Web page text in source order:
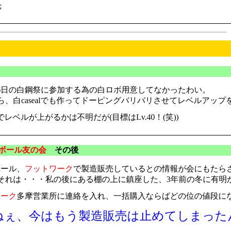
の白鋼祭に参加する為の白ロボ用意してなかったわい。
白casealでも作ってドーピングバリバリさせてレベルアップ
レベルが上がるかは不明だが(目標はLv.40！(笑))
ール友の会その後
ル、 フットワークで製造販売しているとの情報が会にもたら
れは・・・私の後にある棚の上に鎮座した、3年前の冬に有
ク多摩営業所に連絡を入れ、一括購入ならばどの位の値段に
ぇ、今はもう製造販売は止めてしまった